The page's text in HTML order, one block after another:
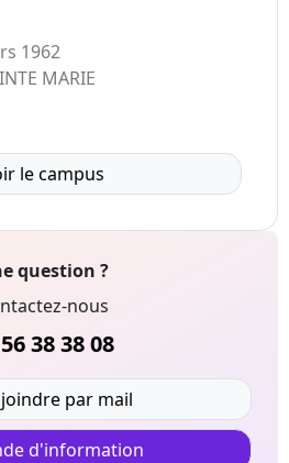
1962
MARIE
le campus
question ?
nous
38 38 08
par mail
d'information